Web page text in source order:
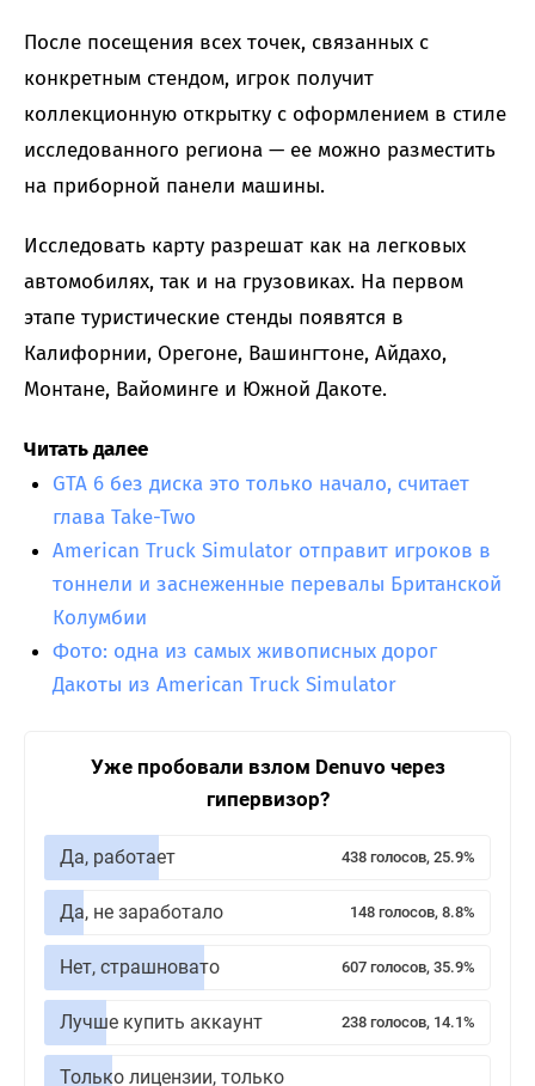
После посещения всех точек, связанных с
конкретным стендом, игрок получит
коллекционную открытку с оформлением в стиле
исследованного региона — ее можно разместить
на приборной панели машины.
Исследовать карту разрешат как на легковых
автомобилях, так и на грузовиках. На первом
этапе туристические стенды появятся в
Калифорнии, Орегоне, Вашингтоне, Айдахо,
Монтане, Вайоминге и Южной Дакоте.
Читать далее
GTA 6 без диска это только начало, считает
глава Take-Two
American Truck Simulator отправит игроков в
тоннели и заснеженные перевалы Британской
Колумбии
Фото: одна из самых живописных дорог
Дакоты из American Truck Simulator
Уже пробовали взлом Denuvo через
гипервизор?
Да, работает 438 голосов, 25.9%
Да, не заработало 148 голосов, 8.8%
Нет, страшновато 607 голосов, 35.9%
Лучше купить аккаунт 238 голосов, 14.1%
Только лицензии, только